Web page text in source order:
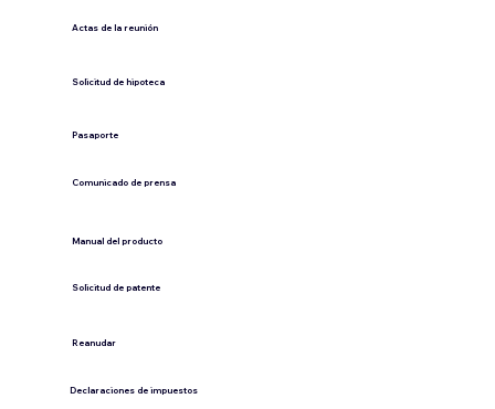
Actas de la reunión
Solicitud de hipoteca
Pasaporte
Comunicado de prensa
​Manual del producto
​Solicitud de patente
​Reanudar
Declaraciones de impuestos